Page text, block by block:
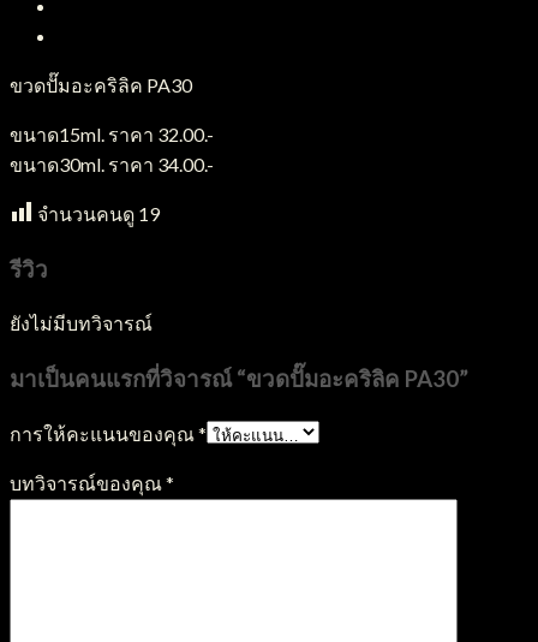
ขวดปั๊มอะคริลิค PA30
ขนาด15ml. ราคา 32.00.-
ขนาด30ml. ราคา 34.00.-
จำนวนคนดู 19
รีวิว
ยังไม่มีบทวิจารณ์
มาเป็นคนแรกที่วิจารณ์ “ขวดปั๊มอะคริลิค PA30”
การให้คะแนนของคุณ*
บทวิจารณ์ของคุณ*